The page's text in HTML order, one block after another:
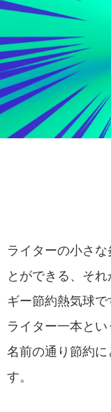
ライターの小さ
とができる、そ
ギー節約熱気球
ライター一本とい
名前の通り節約
す。